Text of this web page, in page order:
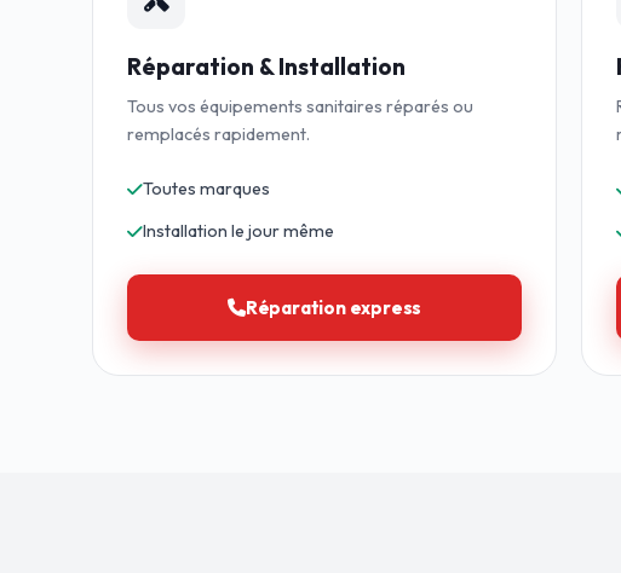
Réparation & Installation
Tous vos équipements sanitaires réparés ou
remplacés rapidement.
Toutes marques
Installation le jour même
Réparation express